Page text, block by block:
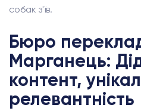
собак з'їв.
Бюро
Марганець:
контент,
релевантність